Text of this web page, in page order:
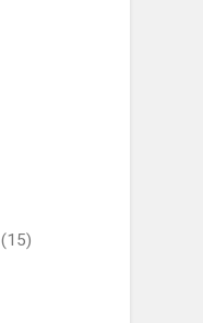
(15)